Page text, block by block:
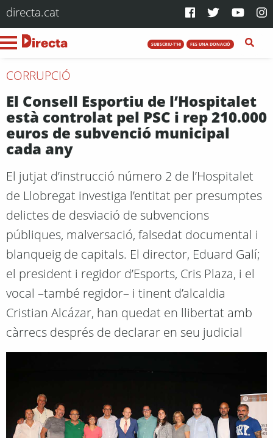
directa.cat
SUBSCRIU-T'HI FES UNA DONACIÓ
CORRUPCIÓ
El Consell Esportiu de l’Hospitalet
està controlat pel PSC i rep 210.000
euros de subvenció municipal
cada any
El jutjat d’instrucció número 2 de l’Hospitalet
de Llobregat investiga l’entitat per presumptes
delictes de desviació de subvencions
públiques, malversació, falsedat documental i
blanqueig de capitals. El director, Eduard Galí;
el president i regidor d’Esports, Cris Plaza, i el
vocal –també regidor– i tinent d’alcaldia
Cristian Alcázar, han quedat en llibertat amb
càrrecs després de declarar en seu judicial